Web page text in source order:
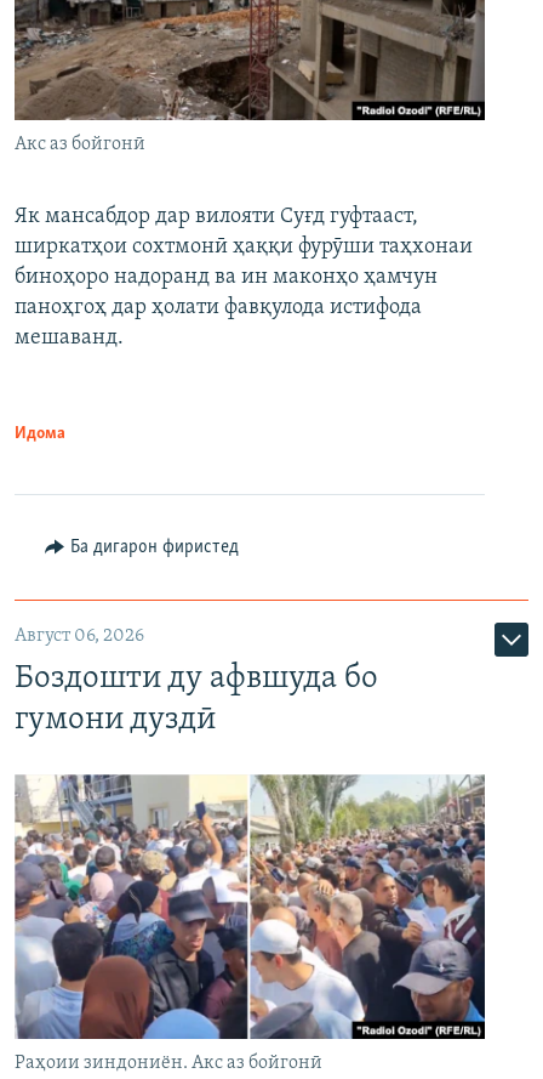
Акс аз бойгонӣ
Як мансабдор дар вилояти Суғд гуфтааст,
ширкатҳои сохтмонӣ ҳаққи фурӯши таҳхонаи
биноҳоро надоранд ва ин маконҳо ҳамчун
паноҳгоҳ дар ҳолати фавқулода истифода
мешаванд.
Идома
Ба дигарон фиристед
Август 06, 2026
Боздошти ду афвшуда бо
гумони дуздӣ
Раҳоии зиндониён. Акс аз бойгонӣ